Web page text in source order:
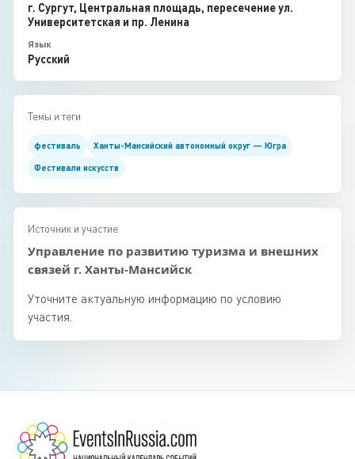
г. Сургут, Центральная площадь, пересечение ул.
Университетская и пр. Ленина
Язык
Русский
Темы и теги
фестиваль Ханты-Мансийский автономный округ — Югра
Фестивали искусств
Источник и участие
Управление по развитию туризма и внешних
связей г. Ханты-Мансийск
Уточните актуальную информацию по условию
участия.